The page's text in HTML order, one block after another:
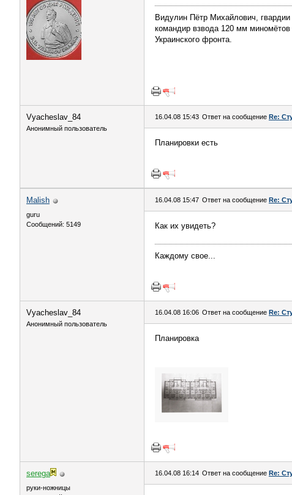
Видулин Пётр Михайлович, гвардии
командир взвода 120 мм миномётов
Украинского фронта.
Vyacheslav_84
Анонимный пользователь
16.04.08 15:43 Ответ на сообщение Re:
Планировки есть
Malish
guru
Сообщений: 5149
16.04.08 15:47 Ответ на сообщение Re:
Как их увидеть?
Каждому свое...
Vyacheslav_84
Анонимный пользователь
16.04.08 16:06 Ответ на сообщение Re:
Планировка
serega
руки-ножницы
16.04.08 16:14 Ответ на сообщение Re: